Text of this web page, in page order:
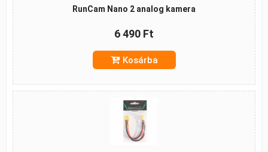
RunCam Nano 2 analog kamera
6 490 Ft
Kosárba